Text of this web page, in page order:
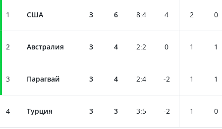
1 США 3 6 8:4 4 2 0
2 Австралия 3 4 2:2 0 1 1
3 Парагвай 3 4 2:4 -2 1 1
4 Турция 3 3 3:5 -2 1 0